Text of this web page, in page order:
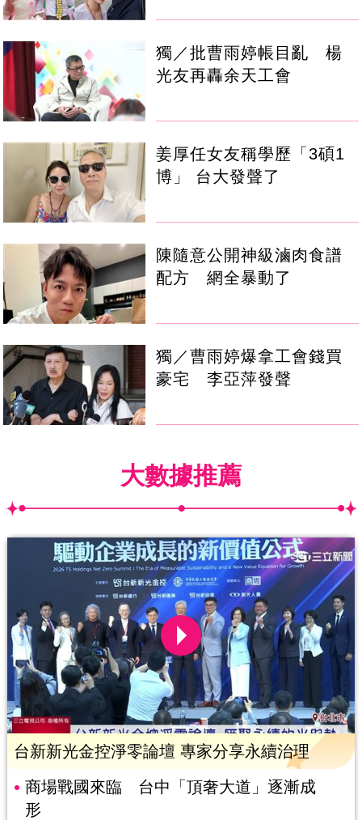
獨／批曹雨婷帳目亂 楊
光友再轟余天工會
姜厚任女友稱學歷「3碩1
博」 台大發聲了
陳隨意公開神級滷肉食譜
配方 網全暴動了
獨／曹雨婷爆拿工會錢買
豪宅 李亞萍發聲
大數據推薦
台新新光金控淨零論壇 專家分享永續治理
商場戰國來臨 台中「頂奢大道」逐漸成
形